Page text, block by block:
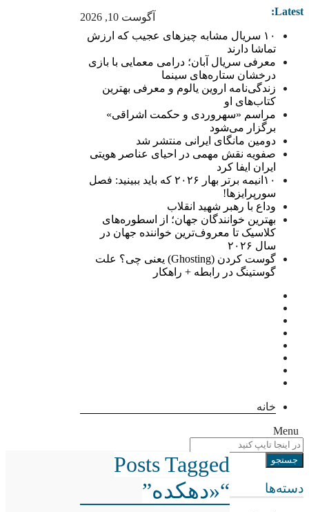
آگوست 10, 2026 Latest:
۱۰ سریال مشابه چیزهای عجیب که ارزش
تماشا دارند
معرفی سریال آبان؛ درامی معمایی با بازی
درخشان ستاره‌های سینما
زندگی‌نامه اروین یالوم و معرفی بهترین
کتاب‌های او
مراسم «سهروردی و حکمت اشراقی»
برگزار می‌شود
دومین مانگای ایرانی منتشر شد
صفویه نقش مهمی در احیای عناصر هویتی
ایران ایفا کرد
۱۰انیمه برتر بهار ۲۰۲۶ که باید ببینید: فصل
سورپرایزها!
وداع با رهبر شهید انقلاب
بهترین خوانندگان جهان؛ از اسطوره‌های
کلاسیک تا معروف‌ترین خواننده جهان در
سال ۲۰۲۶
گوست کردن (Ghosting) یعنی چی؟ علت
گوستینگ در رابطه + راهکار
خانه
Menu
دسته‌ها
Posts Tagged
“«دهکده”